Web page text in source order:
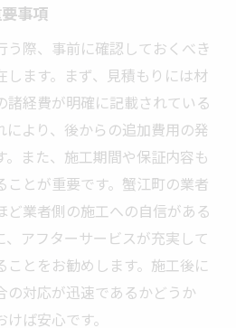
事項
う際、事前に確認しておくべき
します。まず、見積もりには材
諸経費が明確に記載されている
により、後からの追加費用の発
。また、施工期間や保証内容も
ことが重要です。蟹江町の業者
ど業者側の施工への自信がある
、アフターサービスが充実して
ことをお勧めします。施工後に
の対応が迅速であるかどうか
ば安心です。